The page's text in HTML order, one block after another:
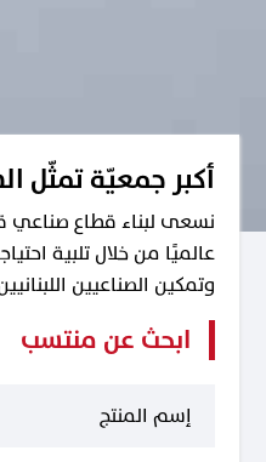
أكبر جمعيّة تمثّل
نسعى لبناء قطاع صناعي
عالميًا من خلال تلبية
وتمكين الصناعيين
ابحث عن منتسب